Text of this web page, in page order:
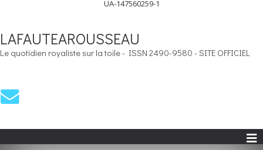
UA-147560259-1
LAFAUTEAROUSSEAU
Le quotidien royaliste sur la toile - ISSN 2490-9580 - SITE OFFICIEL